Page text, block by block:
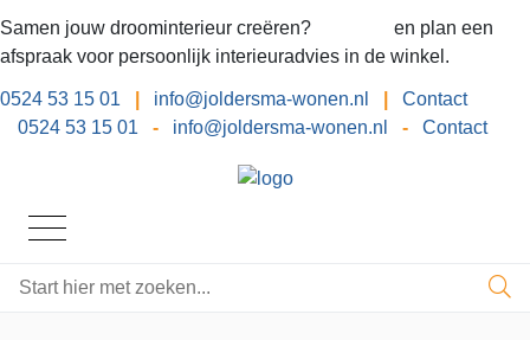
Samen jouw droominterieur creëren?
en plan een
afspraak voor persoonlijk interieuradvies in de winkel.
0524 53 15 01 info@joldersma-wonen.nl
Contact
0524 53 15 01
- info@joldersma-wonen.nl - Contact